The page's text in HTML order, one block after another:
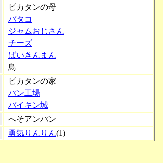
ピカタンの母
バタコ
ジャムおじさん
チーズ
ばいきんまん
鳥
ピカタンの家
パン工場
バイキン城
へそアンパン
勇気りんりん(1)